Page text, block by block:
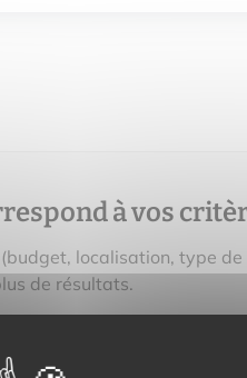
à vos
localisation, type
de résultats.
: nous vous